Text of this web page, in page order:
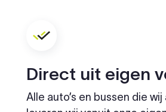
Direct uit eigen
Alle auto’s en bussen die